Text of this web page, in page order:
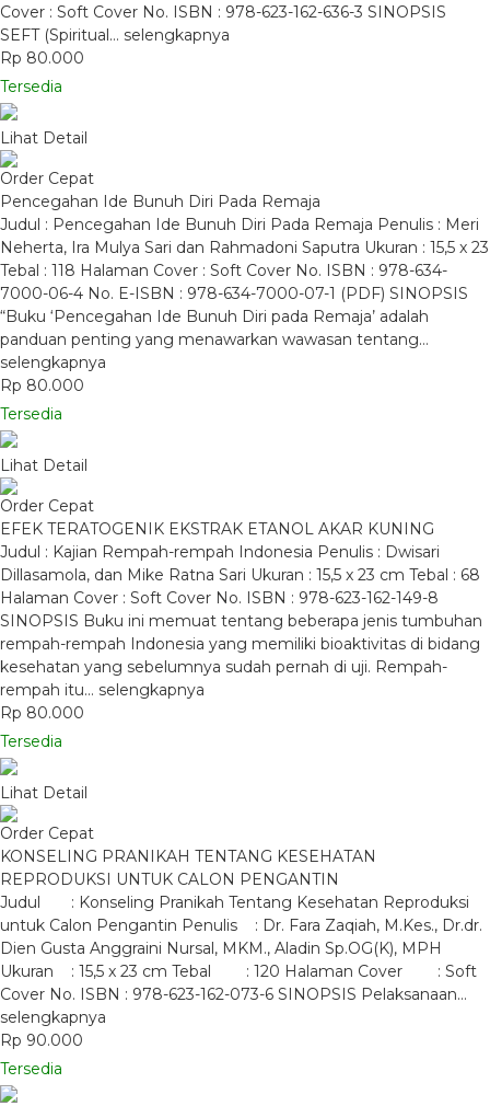
Cover : Soft Cover No. ISBN : 978-623-162-636-3 SINOPSIS
SEFT (Spiritual… selengkapnya
Rp 80.000
Tersedia
Lihat Detail
Order Cepat
Pencegahan Ide Bunuh Diri Pada Remaja
Judul : Pencegahan Ide Bunuh Diri Pada Remaja Penulis : Meri
Neherta, Ira Mulya Sari dan Rahmadoni Saputra Ukuran : 15,5 x 23
Tebal : 118 Halaman Cover : Soft Cover No. ISBN : 978-634-
7000-06-4 No. E-ISBN : 978-634-7000-07-1 (PDF) SINOPSIS
“Buku ‘Pencegahan Ide Bunuh Diri pada Remaja’ adalah
panduan penting yang menawarkan wawasan tentang…
selengkapnya
Rp 80.000
Tersedia
Lihat Detail
Order Cepat
EFEK TERATOGENIK EKSTRAK ETANOL AKAR KUNING
Judul : Kajian Rempah-rempah Indonesia Penulis : Dwisari
Dillasamola, dan Mike Ratna Sari Ukuran : 15,5 x 23 cm Tebal : 68
Halaman Cover : Soft Cover No. ISBN : 978-623-162-149-8
SINOPSIS Buku ini memuat tentang beberapa jenis tumbuhan
rempah-rempah Indonesia yang memiliki bioaktivitas di bidang
kesehatan yang sebelumnya sudah pernah di uji. Rempah-
rempah itu… selengkapnya
Rp 80.000
Tersedia
Lihat Detail
Order Cepat
KONSELING PRANIKAH TENTANG KESEHATAN
REPRODUKSI UNTUK CALON PENGANTIN
Judul : Konseling Pranikah Tentang Kesehatan Reproduksi
untuk Calon Pengantin Penulis : Dr. Fara Zaqiah, M.Kes., Dr.dr.
Dien Gusta Anggraini Nursal, MKM., Aladin Sp.OG(K), MPH
Ukuran : 15,5 x 23 cm Tebal : 120 Halaman Cover : Soft
Cover No. ISBN : 978-623-162-073-6 SINOPSIS Pelaksanaan…
selengkapnya
Rp 90.000
Tersedia